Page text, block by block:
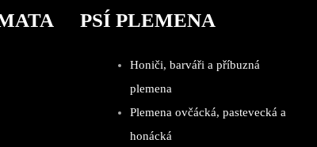
PSÍ PLEMENA
Honiči, barváři a příbuzná
plemena
Plemena ovčácká, pastevecká a
honácká